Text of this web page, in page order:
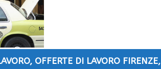
, OFFERTE DI LAVORO FIRENZE,